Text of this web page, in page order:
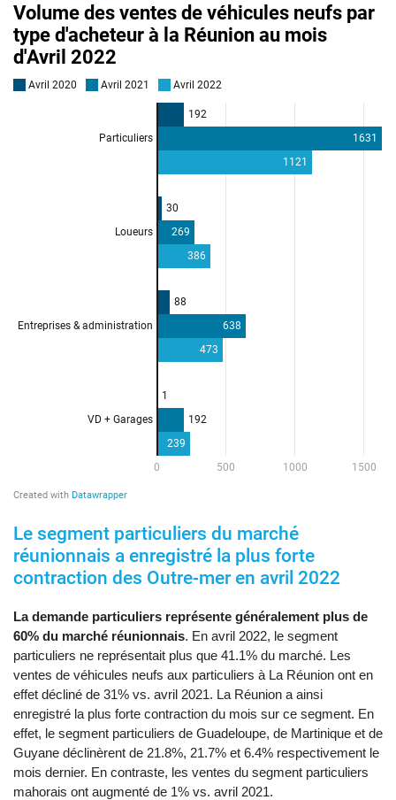
Le segment particuliers du marché
réunionnais a enregistré la plus forte
contraction des Outre-mer en avril 2022
La demande particuliers représente généralement plus de
60% du marché réunionnais. En avril 2022, le segment
particuliers ne représentait plus que 41.1% du marché. Les
ventes de véhicules neufs aux particuliers à La Réunion ont en
effet décliné de 31% vs. avril 2021. La Réunion a ainsi
enregistré la plus forte contraction du mois sur ce segment. En
effet, le segment particuliers de Guadeloupe, de Martinique et de
Guyane déclinèrent de 21.8%, 21.7% et 6.4% respectivement le
mois dernier. En contraste, les ventes du segment particuliers
mahorais ont augmenté de 1% vs. avril 2021.